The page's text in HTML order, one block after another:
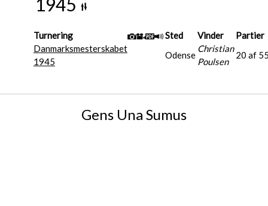
Turnering Sted Vinder
Partier
Danmarksmesterskabet
1945
Odense
Christian
Poulsen
20 af
Gens Una Sumus